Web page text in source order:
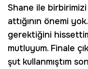
Shane ile birbirimizi
attığının önemi
gerektiğini
mutluyum. Finale
şut kullanmıştım